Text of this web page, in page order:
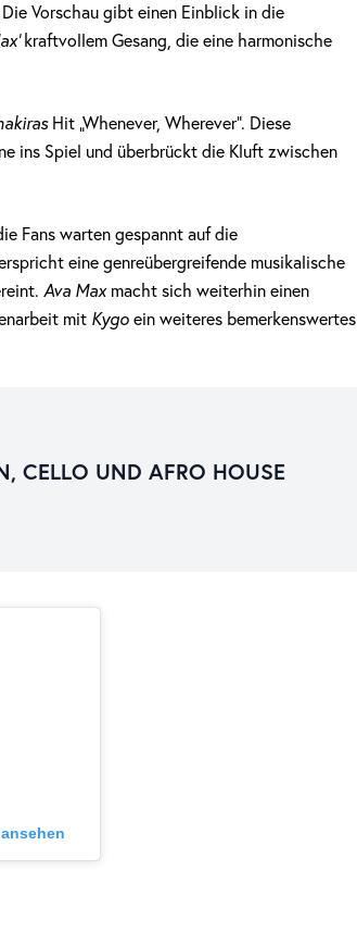
Vorschau gibt einen Einblick in die
kraftvollem Gesang, die eine harmonische
Hit „Whenever, Wherever“. Diese
ins Spiel und überbrückt die Kluft zwischen
Fans warten gespannt auf die
eine genreübergreifende musikalische
Ava Maxmacht sich weiterhin einen
mit Kygo ein weiteres bemerkenswertes
CELLO UND AFRO HOUSE